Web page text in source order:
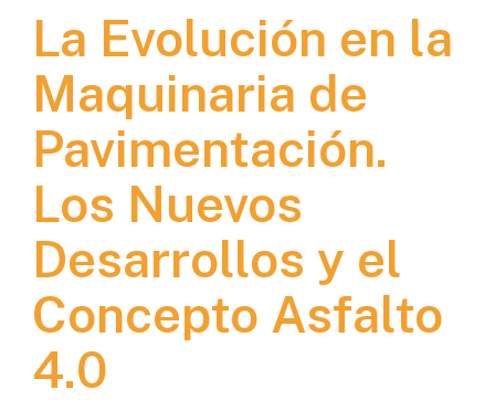
La Evolución en la
Maquinaria de
Pavimentación.
Los Nuevos
Desarrollos y el
Concepto Asfalto
4.0